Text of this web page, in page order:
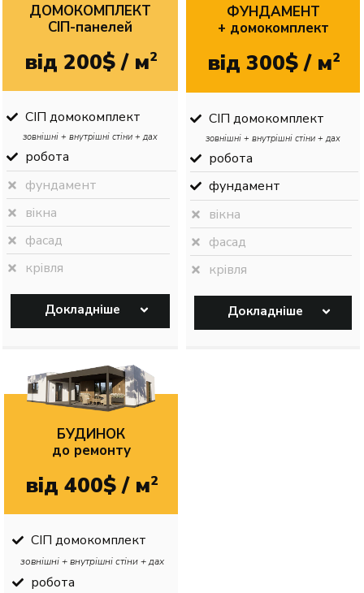
ДОМОКОМПЛЕКТ
CІП-панелей
від 200$ / м2
СІП домокомплект
зовнішні + внутрішні стіни + дах
робота
фундамент
вікна
фасад
крівля
Докладніше
ФУНДАМЕНТ
+ домокомплект
від 300$ / м2
СІП домокомплект
зовнішні + внутрішні стіни + дах
робота
фундамент
вікна
фасад
крівля
Докладніше
БУДИНОК
до ремонту
від 400$ / м2
СІП домокомплект
зовнішні + внутрішні стіни + дах
робота